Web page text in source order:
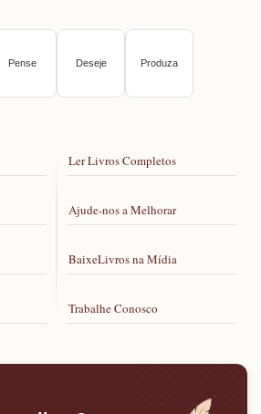
Pense Deseje Produza
Ler Livros Completos
Ajude-nos a Melhorar
BaixeLivros na Mídia
Trabalhe Conosco